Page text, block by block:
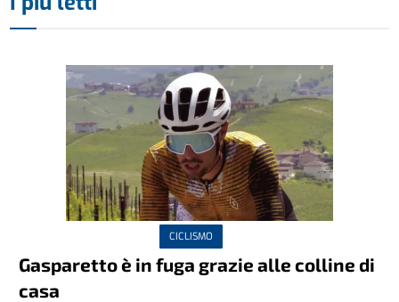
CICLISMO
Gasparetto è in fuga grazie alle colline di
casa